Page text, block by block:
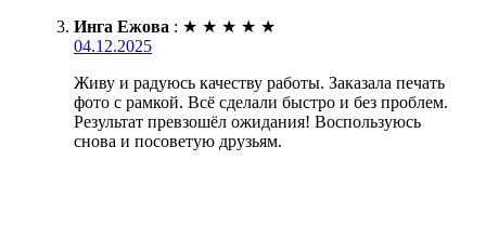
Инга Ежова : ★ ★ ★ ★ ★
04.12.2025
Живу и радуюсь качеству работы. Заказала печать
фото с рамкой. Всё сделали быстро и без проблем.
Результат превзошёл ожидания! Воспользуюсь
снова и посоветую друзьям.